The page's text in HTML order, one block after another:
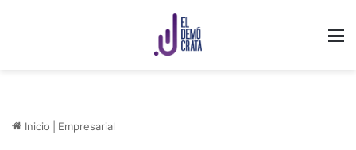
Inicio Empresarial